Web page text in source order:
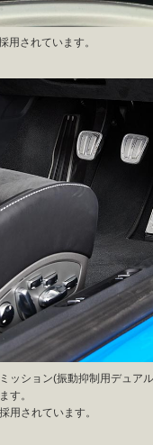
用されています。
ッション(振動抑制用デュア
す。
用されています。